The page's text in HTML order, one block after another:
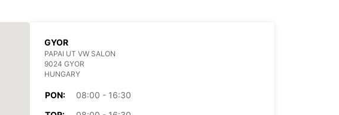
GYOR
PAPAI UT VW SALON
9024 GYOR
HUNGARY
PON:
08:00 - 16:30